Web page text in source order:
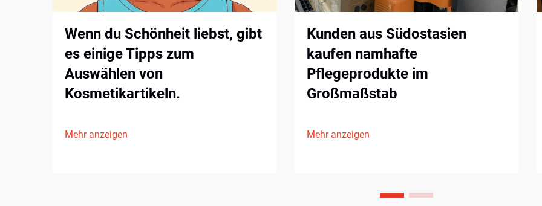
Wenn du Schönheit liebst, gibt
es einige Tipps zum
Auswählen von
Kosmetikartikeln.
Mehr anzeigen
Kunden aus Südostasien
kaufen namhafte
Pflegeprodukte im
Großmaßstab
Mehr anzeigen